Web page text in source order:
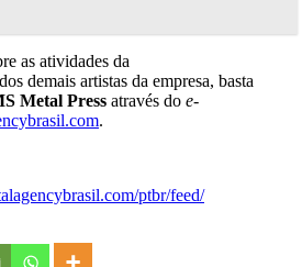
as atividades da
demais artistas da empresa, basta
Metal Press através do e-
.
ptbr/feed/